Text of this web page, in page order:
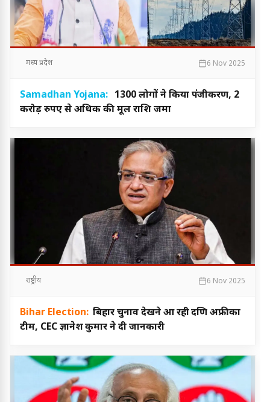
मध्य प्रदेश 6 Nov 2025
Samadhan Yojana: 1300 लोगों ने किया पंजीकरण, 2
करोड़ रुपए से अधिक की मूल राशि जमा
राष्ट्रीय 6 Nov 2025
Bihar Election: बिहार चुनाव देखने आ रही दक्षिण अफ्रीका
टीम, CEC ज्ञानेश कुमार ने दी जानकारी